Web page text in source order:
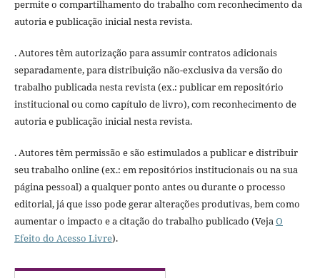
permite o compartilhamento do trabalho com reconhecimento da
autoria e publicação inicial nesta revista.
. Autores têm autorização para assumir contratos adicionais
separadamente, para distribuição não-exclusiva da versão do
trabalho publicada nesta revista (ex.: publicar em repositório
institucional ou como capítulo de livro), com reconhecimento de
autoria e publicação inicial nesta revista.
. Autores têm permissão e são estimulados a publicar e distribuir
seu trabalho online (ex.: em repositórios institucionais ou na sua
página pessoal) a qualquer ponto antes ou durante o processo
editorial, já que isso pode gerar alterações produtivas, bem como
aumentar o impacto e a citação do trabalho publicado (VejaO
Efeito do Acesso Livre).